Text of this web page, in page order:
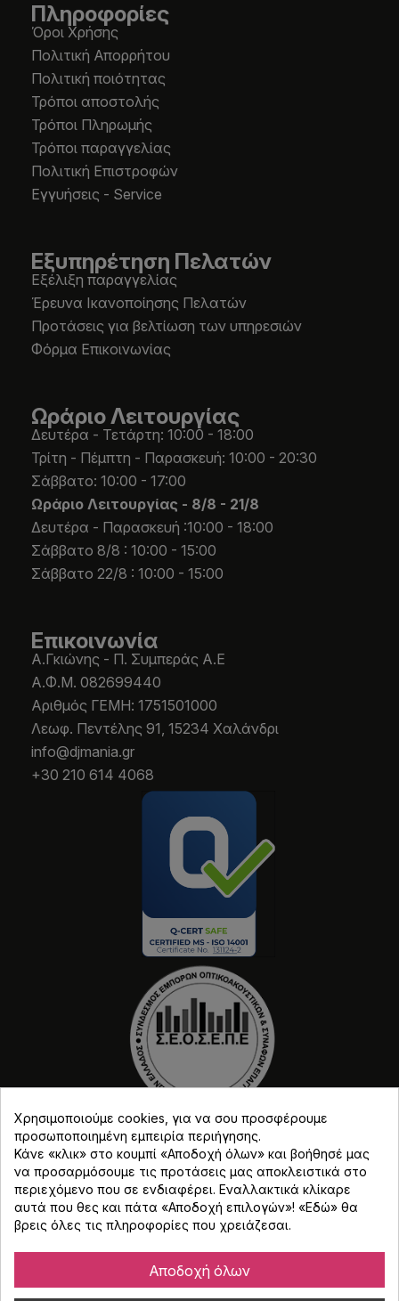
Πληροφορίες
Όροι Χρήσης
Πολιτική Απορρήτου
Πολιτική ποιότητας
Τρόποι αποστολής
Τρόποι Πληρωμής
Τρόποι παραγγελίας
Πολιτική Επιστροφών
Εγγυήσεις - Service
Εξυπηρέτηση Πελατών
Εξέλιξη παραγγελίας
Έρευνα Ικανοποίησης Πελατών
Προτάσεις για βελτίωση των υπηρεσιών
Φόρμα Επικοινωνίας
Ωράριο Λειτουργίας
Δευτέρα - Τετάρτη: 10:00 - 18:00
Τρίτη - Πέμπτη - Παρασκευή: 10:00 - 20:30
Σάββατο: 10:00 - 17:00
Ωράριο Λειτουργίας - 8/8 - 21/8
Δευτέρα - Παρασκευή :10:00 - 18:00
Σάββατο 8/8 : 10:00 - 15:00
Σάββατο 22/8 : 10:00 - 15:00
Επικοινωνία
Α.Γκιώνης - Π. Συμπεράς Α.Ε
Α.Φ.Μ. 082699440
Aριθμός ΓΕΜΗ: 1751501000
Λεωφ. Πεντέλης 91, 15234 Χαλάνδρι
info@djmania.gr
+30 210 614 4068
Copyright © Djmania 2026 / Οι τιμές περιλαμβάνουν
Χρησιμοποιούμε cookies, για να σου προσφέρουμε
προσωποποιημένη εμπειρία περιήγησης.
Κάνε «κλικ» στο κουμπί «Αποδοχή όλων» και βοήθησέ μας
να προσαρμόσουμε τις προτάσεις μας αποκλειστικά στο
περιεχόμενο που σε ενδιαφέρει. Εναλλακτικά κλίκαρε
αυτά που θες και πάτα «Αποδοχή επιλογών»! «Εδώ» θα
βρεις όλες τις πληροφορίες που χρειάζεσαι.
Αποδοχή όλων